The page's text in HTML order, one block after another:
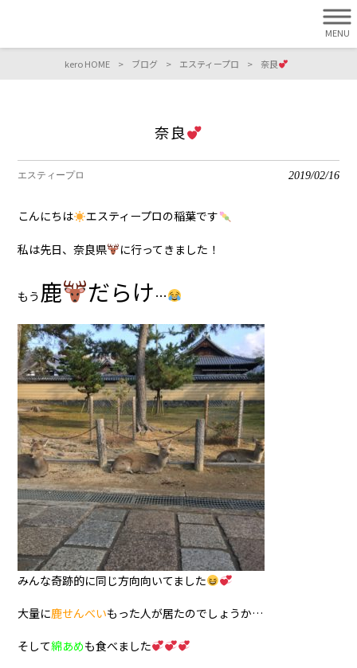
MENU
kero HOME > ブログ > エスティープロ > 奈良
奈良
エスティープロ 2019/02/16
こんにちは エスティープロの稲葉です
私は先日、奈良県 に行ってきました！
もう 鹿 だらけ…
みんな奇跡的に同じ方向向いてました
大量に鹿せんべいもった人が居たのでしょうか…
そして綿あめも食べました